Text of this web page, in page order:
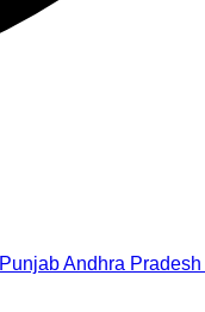
PunjabAndhra Pradesh